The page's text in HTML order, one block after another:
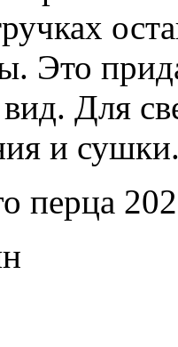
Это
Для
и
перца